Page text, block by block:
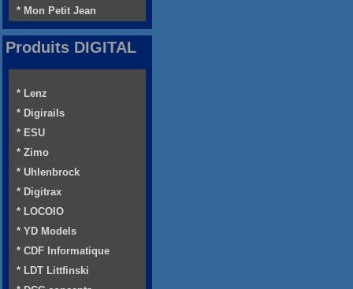
* Mon Petit Jean
Produits DIGITAL
* Lenz
* Digirails
* ESU
* Zimo
* Uhlenbrock
* Digitrax
* LOCOIO
* YD Models
* CDF Informatique
* LDT Littfinski